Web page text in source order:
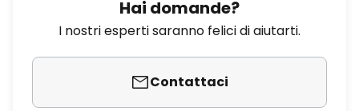
Hai domande?
I nostri esperti saranno felici di aiutarti.
Contattaci